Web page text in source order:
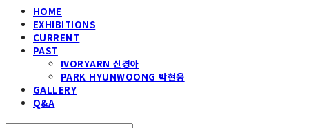
HOME
EXHIBITIONS
CURRENT
PAST
IVORYARN 신경아
PARK HYUNWOONG 박현웅
GALLERY
Q&A